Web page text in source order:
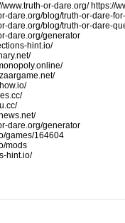
www.truth-or-dare.org/ https://
dare.org/blog/truth-or-dare-
dare.org/blog/truth-or-dare-
dare.org/generator
hint.io/
dare.org/generator
games/164604
mods
hint.io/